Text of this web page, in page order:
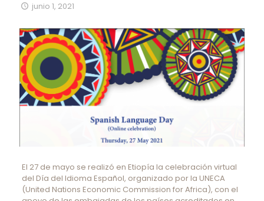
junio 1, 2021
El 27 de mayo se realizó en Etiopía la celebración virtual
del Día del Idioma Español, organizado por la UNECA
(United Nations Economic Commission for Africa), con el